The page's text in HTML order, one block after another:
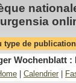
type de
Wochenblatt :
Calendrier